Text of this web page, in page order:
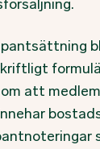
att